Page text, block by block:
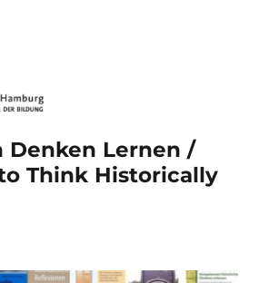
Denken Lernen /
Think Historically